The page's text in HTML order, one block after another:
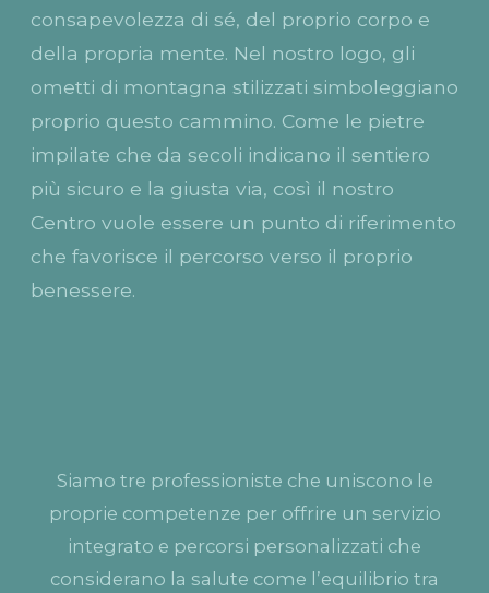
consapevolezza di sé, del proprio corpo e
della propria mente. Nel nostro logo, gli
ometti di montagna stilizzati simboleggiano
proprio questo cammino. Come le pietre
impilate che da secoli indicano il sentiero
più sicuro e la giusta via, così il nostro
Centro vuole essere un punto di riferimento
che favorisce il percorso verso il proprio
benessere.
Siamo tre professioniste che uniscono le
proprie competenze per offrire un servizio
integrato e percorsi personalizzati che
considerano la salute come l’equilibrio tra